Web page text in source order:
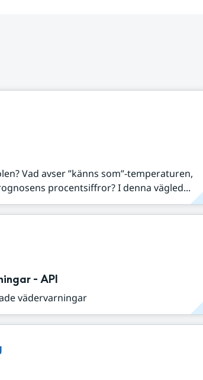
Vad avser ”känns som”-temperaturen,
procentsiffror? I denna vägled...
- API
vädervarningar